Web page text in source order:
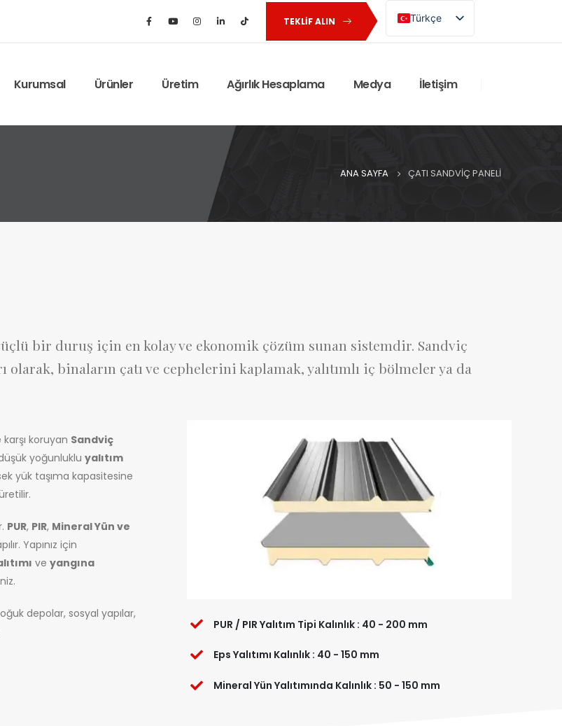
TEKLIF ALIN
Türkçe
English (UK)
Kurumsal Ürünler Üretim Ağırlık Hesaplama Medya İletişim
ANA SAYFA ÇATI SANDVIÇ PANELI
bir duruş için en kolay ve ekonomik çözüm sunan sistemdir. Sandviç
olarak, binaların çatı ve cephelerini kaplamak, yalıtımlı iç bölmeler ya da
karşı koruyan Sandviç
yoğunluklu yalıtım
yük taşıma kapasitesine
PUR, PIR, Mineral Yün ve
Yapınız için
ve yangına
depolar, sosyal yapılar,
PUR / PIR Yalıtım Tipi Kalınlık : 40 - 200 mm
Eps Yalıtımı Kalınlık : 40 - 150 mm
Mineral Yün Yalıtımında Kalınlık : 50 - 150 mm